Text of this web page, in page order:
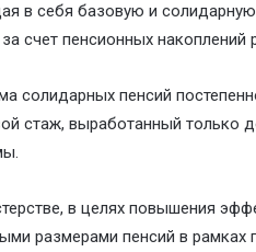
в себя базовую и
счет пенсионных накоплений
солидарных пенсий
стаж, выработанный только
в целях повышения
размерами пенсий в рамках